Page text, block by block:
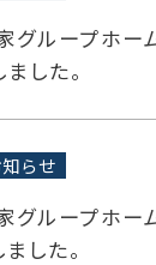
グループホー
した。
らせ
グループホー
した。